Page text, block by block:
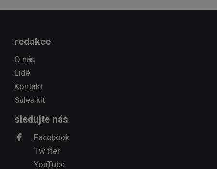
redakce
O nás
Lidé
Kontakt
Sales kit
sledujte nás
Facebook
Twitter
YouTube